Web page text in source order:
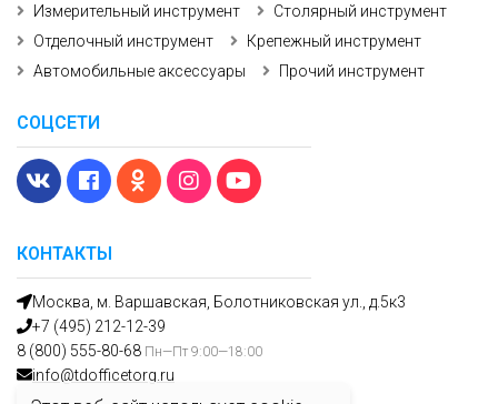
КОНТАКТЫ
Москва, м. Варшавская, Болотниковская ул., д.5к3
+7 (495) 212-12-39
8 (800) 555-80-68 Пн—Пт 9:00—18:00
info@tdofficetorg.ru
Измерительный инструмент
Столярный инструмент
Отделочный инструмент
Крепежный инструмент
Автомобильные аксессуары
Прочий инструмент
СОЦСЕТИ